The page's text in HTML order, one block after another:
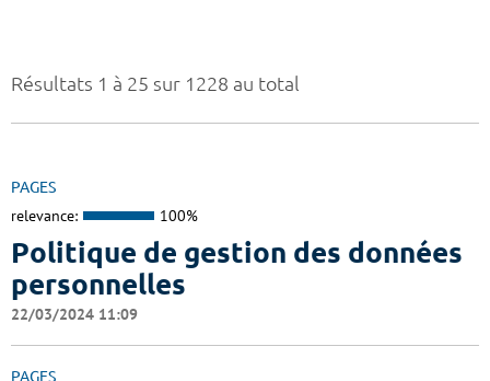
Résultats 1 à 25 sur 1228 au total
PAGES
relevance: 100%
Politique de gestion des données
personnelles
22/03/2024 11:09
PAGES